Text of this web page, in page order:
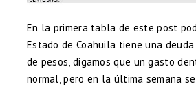
En la primera tabla de este post
Estado de Coahuila tiene una
de pesos, digamos que un gasto
normal, pero en la última semana